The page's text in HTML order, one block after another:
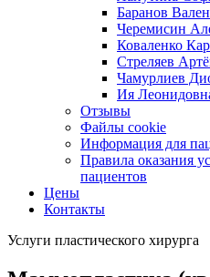
Баранов
Черемисин
Коваленко
Стреляев
Чамурлиев
Ия
Отзывы
Файлы cookie
Информация для
Правила оказания
пациентов
Цены
Контакты
Услуги пластического хирурга